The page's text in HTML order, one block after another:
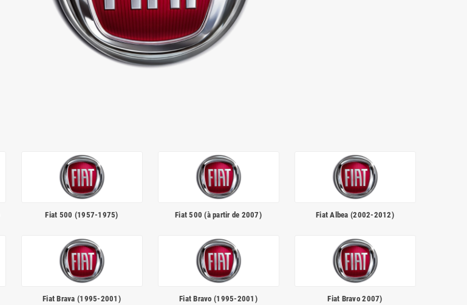
Fiat 500 (1957-1975) Fiat 500 (à partir de 2007) Fiat Albea (2002-2012)
Fiat Brava (1995-2001) Fiat Bravo (1995-2001) Fiat Bravo 2007)